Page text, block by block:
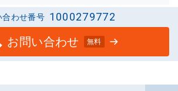
合わせ番号 1000279772
お問い合わせ 無料